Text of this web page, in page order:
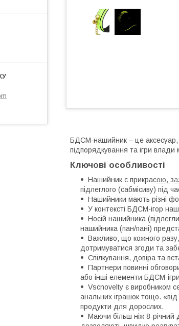
БДСМ-нашийник – це аксесуар,
підпорядкування та ігри влади
Ключові особливості
Нашийник є прикрасою, з
підлеглого (сабмісиву) під
Нашийники мають різні
У контексті БДСМ-ігор
Носій нашийника
нашийника (пан/пані)
Важливо, що кожного
дотримуватися згоди та
Спілкування, довіра та
Партнери повинні
або інші елементи БДСМ-ігри
Vscnovelty є виробником
анальних іграшок тощо.
продукти для дорослих.
Маючи більш ніж 8-річний